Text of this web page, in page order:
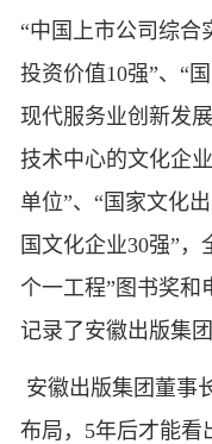
“中国上市公司综合
投资价值10强”、“
现代服务业创新发
技术中心的文化企
单位”、“国家文化
国文化企业30强”
个一工程”图书奖和
记录了安徽出版集
安徽出版集团董事
布局，5年后才能看